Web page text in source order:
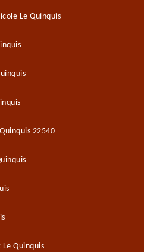
Le Quinquis
22540
Quinquis